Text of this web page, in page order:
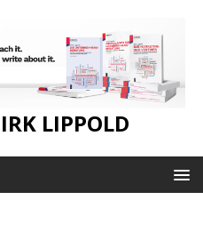
LIPPOLD